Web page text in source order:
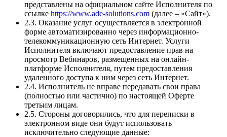
представлены на официальном сайте Исполнителя по
ссылке https://www.ade-solutions.com (далее – «Сайт»).
2.3. Оказание услуг осуществляется в электронной
форме автоматизированно через информационно-
телекоммуникационную сеть Интернет. Услуги
Исполнителя включают предоставление прав на
просмотр Вебинаров, размещенных на онлайн-
платформе Исполнителя, путем предоставления
удаленного доступа к ним через сеть Интернет.
2.4. Исполнитель не вправе передавать свои права
(полностью или частично) по настоящей Оферте
третьим лицам.
2.5. Стороны договорились, что для переписки в
электронном виде они будут использовать
исключительно следующие данные: